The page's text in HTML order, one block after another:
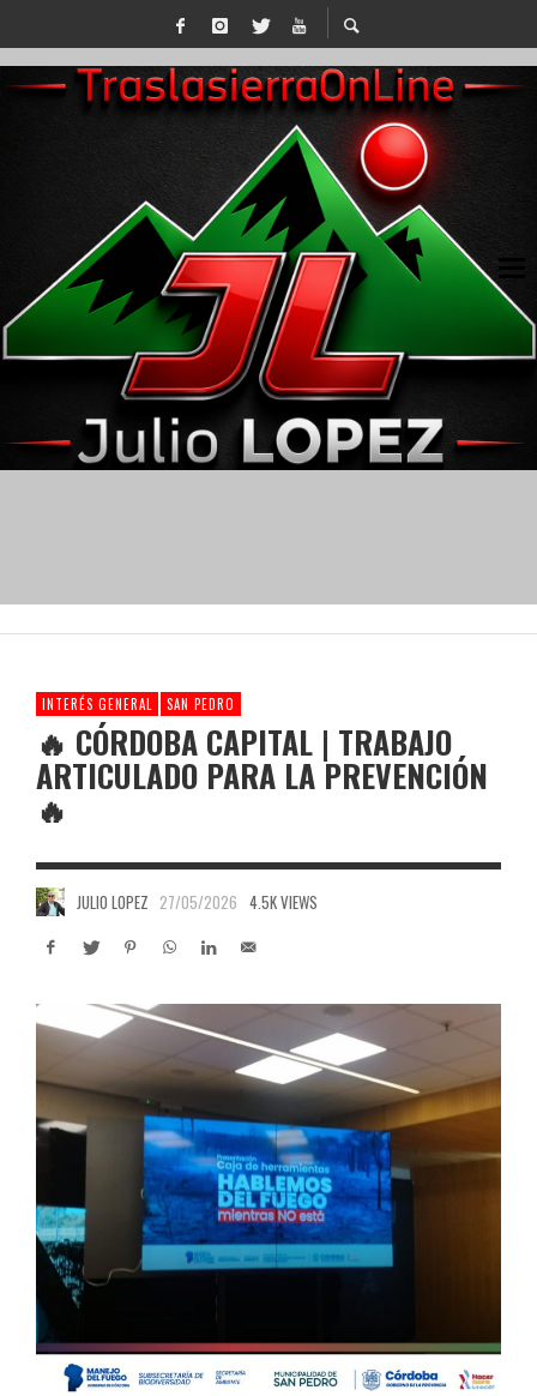
INTERÉS GENERAL SAN PEDRO
🔥 CÓRDOBA CAPITAL | TRABAJO
ARTICULADO PARA LA PREVENCIÓN
🔥
JULIO LOPEZ 27/05/2026 4.5K VIEWS